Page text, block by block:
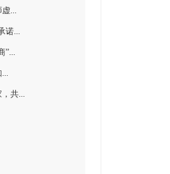
...
诺...
”...
共...